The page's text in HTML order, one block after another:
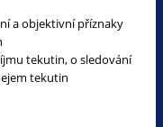
a objektivní příznaky
tekutin, o sledování
tekutin